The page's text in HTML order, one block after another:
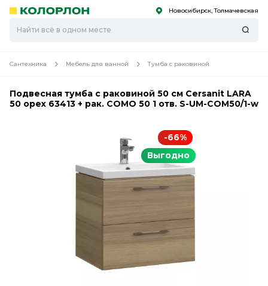
Скоро
Скоро Новосибирск, Толмачевская
Сантехника Мебель для ванной Тумба с раковиной
Подвесная тумба с раковиной 50 см Cersanit LARA
50 орех 63413 + рак. COMO 50 1 отв. S-UM-COM50/1-w
-66%
Выгодно